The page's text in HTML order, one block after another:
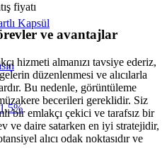
Kapsül
fiyatı
ve avantajlar
hizmeti almanızı tavsiye ederiz,
düzenlenmesi ve alıcılarla
Bu nedenle, görüntüleme
becerileri gereklidir. Siz
bir emlakçı çekici ve tarafsız bir
ve daire satarken en iyi stratejidir,
alıcı odak noktasıdır ve